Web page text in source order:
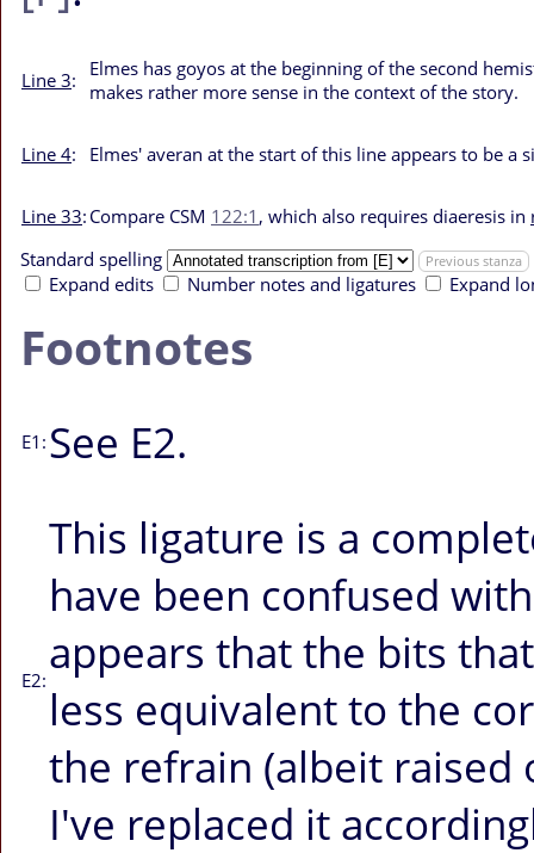
Line 3: Elmes has goyos at the beginning of the second
makes rather more sense in the context of the story.
Line 4: Elmes' averan at the start of this line appears to be a
Line 33: Compare CSM 122:1 , which also requires diaeresis in
Standard spelling
Previous stanza
Expand edits Number notes and ligatures Expand
Footnotes
E1: See E2.
E2:
This ligature is a
have been confused
appears that the bits
less equivalent to the
the refrain (albeit raised
I've replaced it